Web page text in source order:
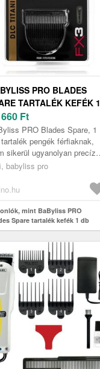
PRO BLADES
TARTALÉK KEFÉK 1
Ft
PRO Blades Spare, 1
pengék férfiaknak,
sikerül ugyanolyan precíz
elérnie a borotvájával,
babyliss pro
mint BaByliss PRO
Spare tartalék kefék 1 db